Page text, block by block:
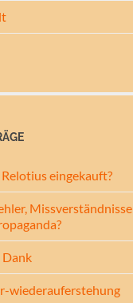
eingekauft?
Missverständnisse
Dank
wiederauferstehung